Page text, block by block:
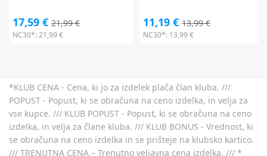
17,59 € 21,99 €
NC30*:21,99 €
11,19 € 13,99 €
NC30*: 13,99 €
*KLUB CENA - Cena, ki jo za izdelek plača član kluba. ///
POPUST - Popust, ki se obračuna na ceno izdelka, in velja za
vse kupce. /// KLUB POPUST - Popust, ki se obračuna na ceno
izdelka, in velja za člane kluba. /// KLUB BONUS - Vrednost, ki
se obračuna na ceno izdelka in se prišteje na klubsko kartico.
/// TRENUTNA CENA – Trenutno veljavna cena izdelka. /// *